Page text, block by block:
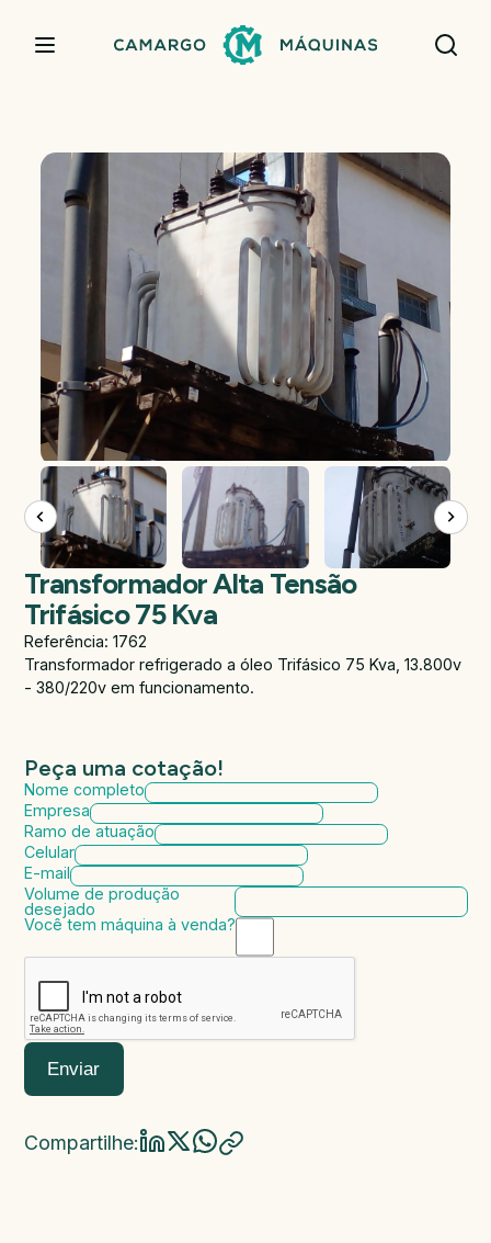
Transformador Alta Tensão
Trifásico 75 Kva
Referência: 1762
Transformador refrigerado a óleo Trifásico 75 Kva, 13.800v
- 380/220v em funcionamento.
Peça uma cotação!
Nome completo
Empresa
Ramo de atuação
Celular
E-mail
Volume de produção
desejado
Você tem máquina à venda?
Marca da máquina
Modelo da máquina
Ano de fabricação
Valor da máquina
Enviar
Compartilhe: